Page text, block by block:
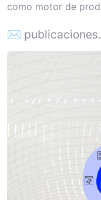
como motor de
✉